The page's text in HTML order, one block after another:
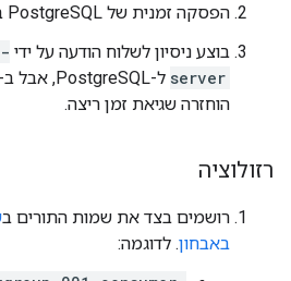
הפסקה זמנית של PostgreSQL בגלל בעיות ברשת.
בוצע ניסיון לשלוח הודעה על ידי
server
הוחזרה שגיאת זמן ריצה.
רזולוציה
רושמים בצד את שמות התורים ב
באבחון. לדוגמה: